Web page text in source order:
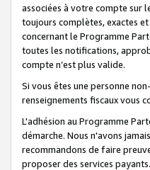
associées à votre compte sur
toujours complètes, exactes
concernant le Programme
toutes les notifications,
compte n’est plus valide.
Si vous êtes une personne
renseignements fiscaux vous
L'adhésion au Programme
démarche. Nous n'avons
recommandons de faire
proposer des services payants.